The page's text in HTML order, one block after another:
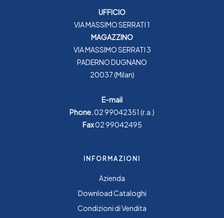
UFFICIO
VIA MASSIMO SERRATI 1
MAGAZZINO
VIA MASSIMO SERRATI 3
PADERNO DUGNANO
20037 (Milan)
E-mail
Phone.02 99042351 (r.a.)
Fax02 99042495
INFORMAZIONI
Azienda
Download Cataloghi
Condizioni di Vendita